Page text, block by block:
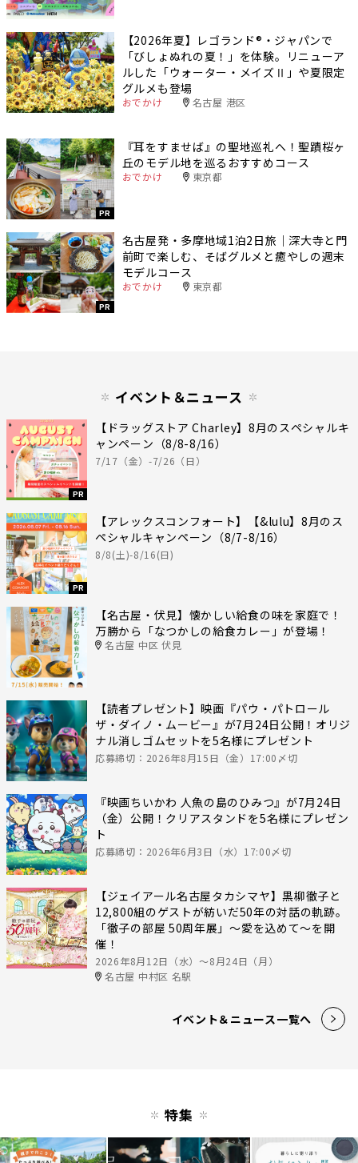
【2026年夏】レゴランド®・ジャパンで
「びしょぬれの夏！」を体験。リニューア
ルした「ウォーター・メイズⅡ」や夏限定
グルメも登場
おでかけ 名古屋 港区
PR
『耳をすませば』の聖地巡礼へ！聖蹟桜ヶ
丘のモデル地を巡るおすすめコース
おでかけ 東京都
PR
名古屋発・多摩地域1泊2日旅｜深大寺と門
前町で楽しむ、そばグルメと癒やしの週末
モデルコース
おでかけ 東京都
イベント＆ニュース
PR
【ドラッグストア Charley】8月のスペシャルキ
ャンペーン（8/8-8/16）
7/17（金）-7/26（日）
PR
【アレックスコンフォート】【&lulu】8月のス
ペシャルキャンペーン（8/7-8/16）
8/8(土)-8/16(日)
【名古屋・伏見】懐かしい給食の味を家庭で！
万勝から「なつかしの給食カレー」が登場！
名古屋 中区 伏見
【読者プレゼント】映画『パウ・パトロール
ザ・ダイノ・ムービー』が7月24日公開！オリジ
ナル消しゴムセットを5名様にプレゼント
応募締切：2026年8月15日（金）17:00〆切
『映画ちいかわ 人魚の島のひみつ』が7月24日
（金）公開！クリアスタンドを5名様にプレゼン
ト
応募締切：2026年6月3日（水）17:00〆切
【ジェイアール名古屋タカシマヤ】黒柳徹子と
12,800組のゲストが紡いだ50年の対話の軌跡。
「徹子の部屋 50周年展」～愛を込めて～を開
催！
2026年8月12日（水）〜8月24日（月）
名古屋 中村区 名駅
イベント＆ニュース一覧へ
特集